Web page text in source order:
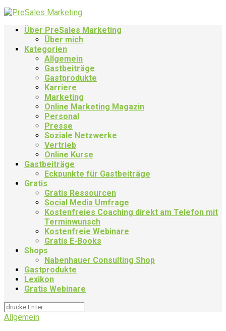
Über PreSales Marketing
Über mich
Kategorien
Allgemein
Gastbeiträge
Gastprodukte
Karriere
Marketing
Online Marketing Magazin
Personal
Presse
Soziale Netzwerke
Vertrieb
Online Kurse
Gastbeiträge
Eckpunkte für Gastbeiträge
Gratis
Gratis Ressourcen
Social Media Umfrage
Kostenfreies Coaching direkt am Telefon mit
Terminwunsch
Kostenfreie Webinare
Gratis E-Books
Shops
Nabenhauer Consulting Shop
Gastprodukte
Lexikon
Gratis Webinare
Allgemein